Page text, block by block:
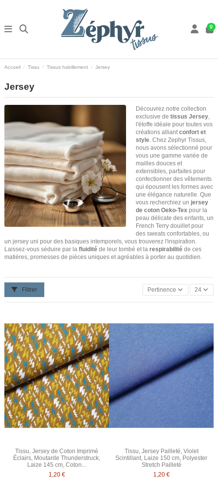
9
Accueil Tissu Tissus habillement Jersey
Jersey
Découvrez notre collection
exclusive de tissus Jersey
l'étoffe idéale pour toutes vos
créations alliant confort et
style . Chez Zephyr Tissus,
nous avons sélectionné pour
vous une gamme variée de
mailles douces et
extensibles, parfaites pour
confectionner des vêtements
qui épousent les formes avec
une élégance naturelle. Que
vous recherchiez un jersey
de coton Oeko-Tex pour la
peau délicate des enfants, un
French Terry douillet pour
des sweats confortables, ou
un jersey uni pour des basiques intemporels, vous trouverez l'inspiration.
Laissez-vous séduire par la fluidité de leur tombé et la respirabilité de ces
matières, promesses de pièces uniques et agréables à porter au quotidien.
Filtrer Pertinence 24
Tissu, Jersey de Coton Imprimé
Éclairs, Moutarde Thunderstruck,
Laize 145 cm, Coton...
1,20 €
Tissu, Jersey Pailleté, Violet
Scintillant, Laize 150 cm, Polyester
Stretch Pailleté
1,20 €